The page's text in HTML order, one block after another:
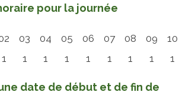
pour la journée
03 04 05 06 07 08 09
10
1 1 1 1 1 1 1 1 1
date de début et de fin de